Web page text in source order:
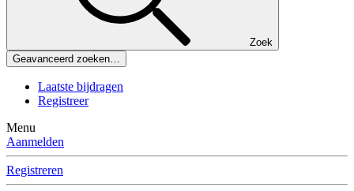
Zoek
Geavanceerd zoeken…
Laatste bijdragen
Registreer
Menu
Aanmelden
Registreren